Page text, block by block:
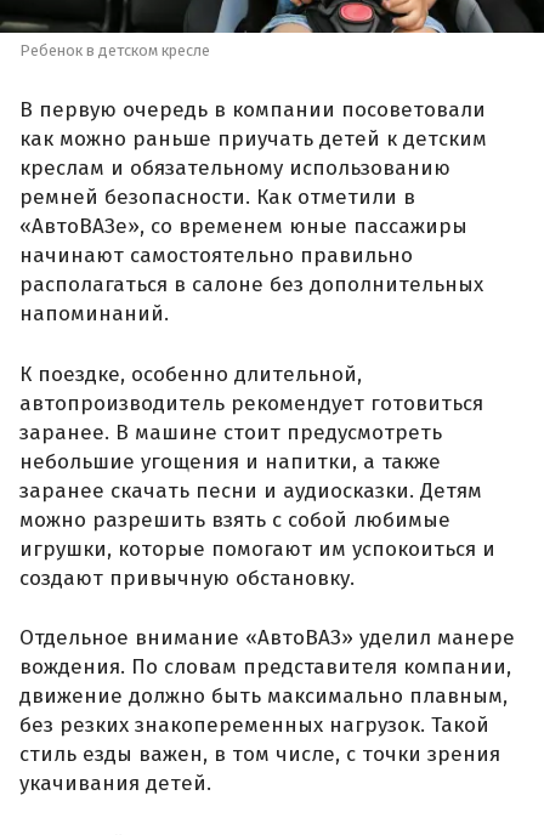
Ребенок в детском кресле
В первую очередь в компании посоветовали
как можно раньше приучать детей к детским
креслам и обязательному использованию
ремней безопасности. Как отметили в
«АвтоВАЗе», со временем юные пассажиры
начинают самостоятельно правильно
располагаться в салоне без дополнительных
напоминаний.
К поездке, особенно длительной,
автопроизводитель рекомендует готовиться
заранее. В машине стоит предусмотреть
небольшие угощения и напитки, а также
заранее скачать песни и аудиосказки. Детям
можно разрешить взять с собой любимые
игрушки, которые помогают им успокоиться и
создают привычную обстановку.
Отдельное внимание «АвтоВАЗ» уделил манере
вождения. По словам представителя компании,
движение должно быть максимально плавным,
без резких знакопеременных нагрузок. Такой
стиль езды важен, в том числе, с точки зрения
укачивания детей.